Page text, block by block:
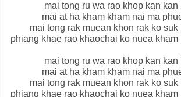
mai tong ru wa rao khop kan kan
mai at ha kham kham nai ma
mai tong rak muean khon rak ko suk
phiang khae rao khaochai ko nuea
mai tong ru wa rao khop kan kan
mai at ha kham kham nai ma
mai tong rak muean khon rak ko suk
phiang khae rao khaochai ko nuea